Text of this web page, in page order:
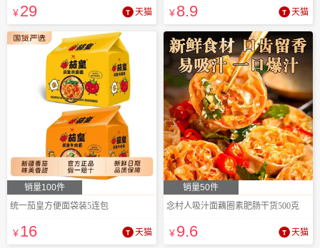
¥29 天猫 ¥8.9 天猫
销量100件
统一茄皇方便面袋装5连包
¥16 天猫
销量50件
念村人吸汁面藕圈素肥肠干货500克
¥9.6 天猫